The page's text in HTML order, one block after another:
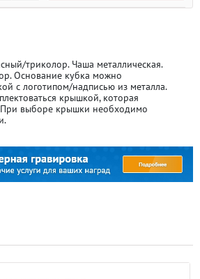
триколор. Чаша металлическая.
Основание кубка можно
с логотипом/надписью из металла.
крышкой, которая
При выборе крышки необходимо